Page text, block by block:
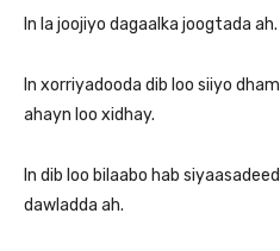
In la joojiyo dagaalka joogtada ah.
In xorriyadooda dib loo siiyo
ahayn loo xidhay.
In dib loo bilaabo hab
dawladda ah.